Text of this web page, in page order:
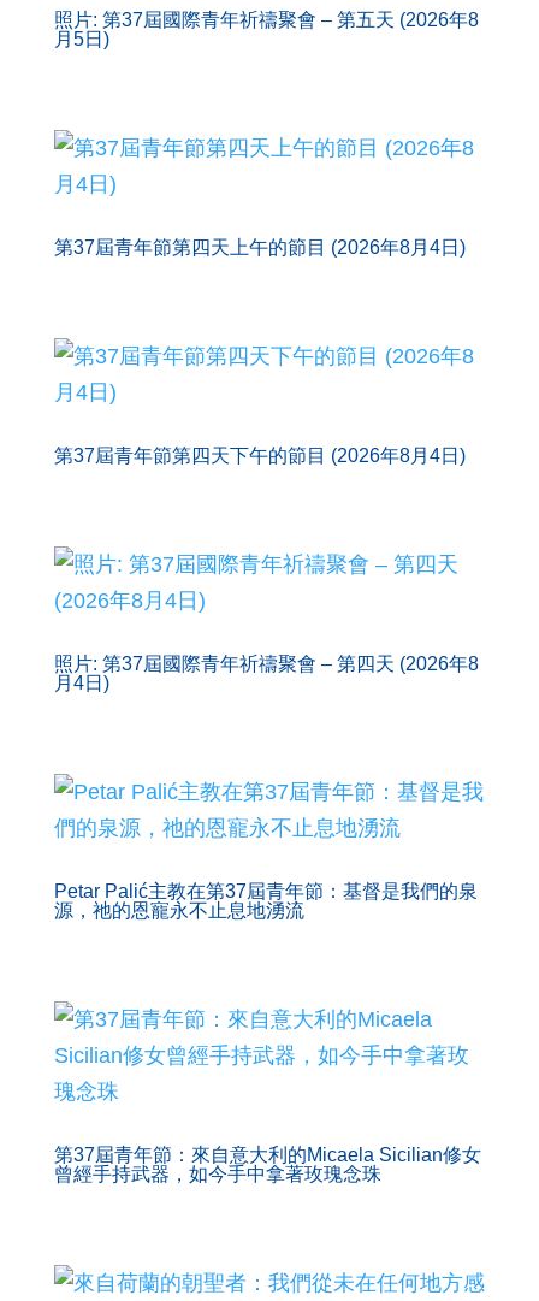
照片: 第37屆國際青年祈禱聚會 – 第五天 (2026年8
月5日)
第37屆青年節第四天上午的節目 (2026年8月4日)
第37屆青年節第四天下午的節目 (2026年8月4日)
照片: 第37屆國際青年祈禱聚會 – 第四天 (2026年8
月4日)
Petar Palić主教在第37屆青年節：基督是我們的泉
源，祂的恩寵永不止息地湧流
第37屆青年節：來自意大利的Micaela Sicilian修女
曾經手持武器，如今手中拿著玫瑰念珠